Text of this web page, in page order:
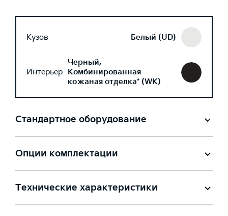
Кузов Белый (UD)
Интерьер
Черный,
Комбинированная
кожаная отделка* (WK)
Стандартное оборудование
Опции комплектации
Технические характеристики